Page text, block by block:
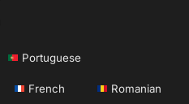
Portuguese
French Romanian